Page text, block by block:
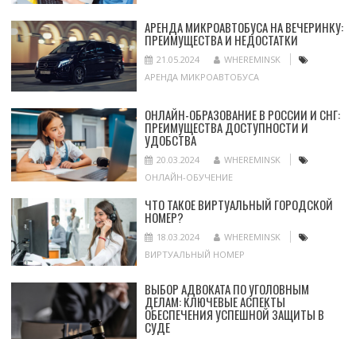
АРЕНДА МИКРОАВТОБУСА НА ВЕЧЕРИНКУ:
ПРЕИМУЩЕСТВА И НЕДОСТАТКИ
21.05.2024
WHEREMINSK
АРЕНДА МИКРОАВТОБУСА
ОНЛАЙН-ОБРАЗОВАНИЕ В РОССИИ И СНГ:
ПРЕИМУЩЕСТВА ДОСТУПНОСТИ И
УДОБСТВА
20.03.2024
WHEREMINSK
ОНЛАЙН-ОБУЧЕНИЕ
ЧТО ТАКОЕ ВИРТУАЛЬНЫЙ ГОРОДСКОЙ
НОМЕР?
18.03.2024
WHEREMINSK
ВИРТУАЛЬНЫЙ НОМЕР
ВЫБОР АДВОКАТА ПО УГОЛОВНЫМ
ДЕЛАМ: КЛЮЧЕВЫЕ АСПЕКТЫ
ОБЕСПЕЧЕНИЯ УСПЕШНОЙ ЗАЩИТЫ В
СУДЕ